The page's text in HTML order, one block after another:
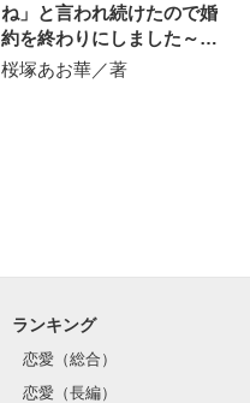
それは、
"この上ない幸せなこと"
想いも全部詰め込んで、
何かに残しておきたかった。
ね」と言われ続けたので婚
約を終わりにしました～私
を一番に選んでくれたのは
桜塚あお華／著
ランキング
恋愛（総合）
恋愛（長編）